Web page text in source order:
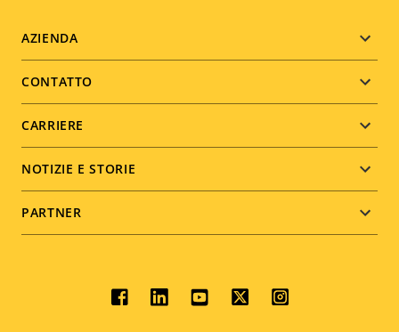
Footer
menu
AZIENDA
CONTATTO
CARRIERE
NOTIZIE E STORIE
PARTNER
Social